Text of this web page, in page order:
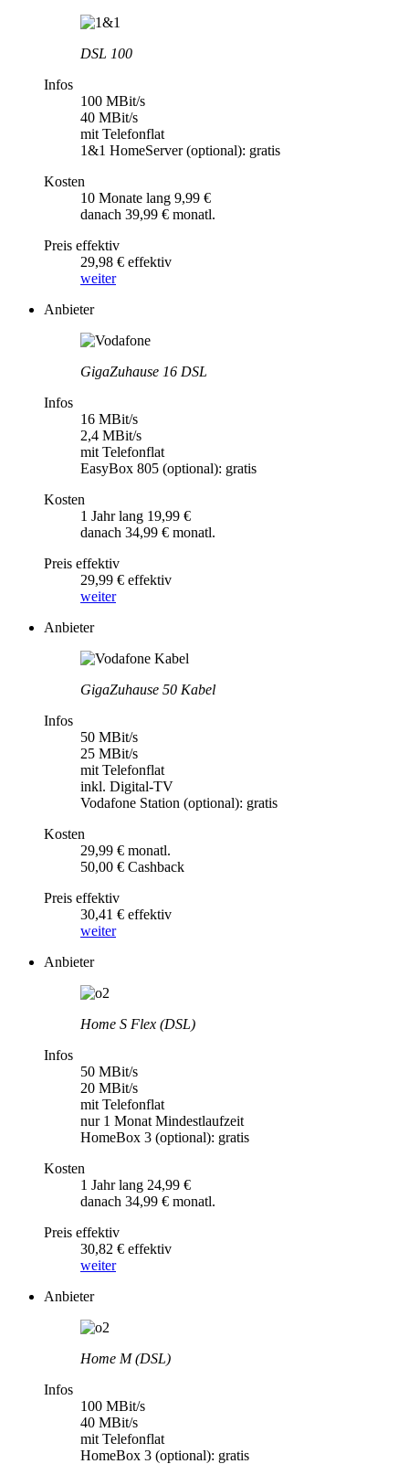
DSL 100
Infos
100 MBit/s
40 MBit/s
mit Telefonflat
1&1 HomeServer (optional): gratis
Kosten
10 Monate lang 9,99 €
danach 39,99 € monatl.
Preis effektiv
29,98 € effektiv
weiter
Anbieter
GigaZuhause 16 DSL
Infos
16 MBit/s
2,4 MBit/s
mit Telefonflat
EasyBox 805 (optional): gratis
Kosten
1 Jahr lang 19,99 €
danach 34,99 € monatl.
Preis effektiv
29,99 € effektiv
weiter
Anbieter
GigaZuhause 50 Kabel
Infos
50 MBit/s
25 MBit/s
mit Telefonflat
inkl. Digital-TV
Vodafone Station (optional): gratis
Kosten
29,99 € monatl.
50,00 € Cashback
Preis effektiv
30,41 € effektiv
weiter
Anbieter
Home S Flex (DSL)
Infos
50 MBit/s
20 MBit/s
mit Telefonflat
nur 1 Monat Mindestlaufzeit
HomeBox 3 (optional): gratis
Kosten
1 Jahr lang 24,99 €
danach 34,99 € monatl.
Preis effektiv
30,82 € effektiv
weiter
Anbieter
Home M (DSL)
Infos
100 MBit/s
40 MBit/s
mit Telefonflat
HomeBox 3 (optional): gratis